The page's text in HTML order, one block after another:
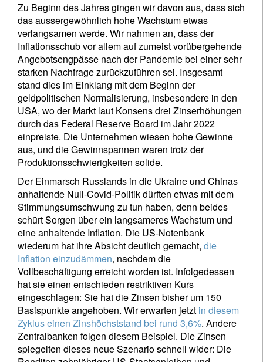
Zu Beginn des Jahres gingen wir davon aus, dass sich
das aussergewöhnlich hohe Wachstum etwas
verlangsamen werde. Wir nahmen an, dass der
Inflationsschub vor allem auf zumeist vorübergehende
Angebotsengpässe nach der Pandemie bei einer sehr
starken Nachfrage zurückzuführen sei. Insgesamt
stand dies im Einklang mit dem Beginn der
geldpolitischen Normalisierung, insbesondere in den
USA, wo der Markt laut Konsens drei Zinserhöhungen
durch das Federal Reserve Board im Jahr 2022
einpreiste. Die Unternehmen wiesen hohe Gewinne
aus, und die Gewinnspannen waren trotz der
Produktionsschwierigkeiten solide.
Der Einmarsch Russlands in die Ukraine und Chinas
anhaltende Null-Covid-Politik dürften etwas mit dem
Stimmungsumschwung zu tun haben, denn beides
schürt Sorgen über ein langsameres Wachstum und
eine anhaltende Inflation. Die US-Notenbank
wiederum hat ihre Absicht deutlich gemacht, die
Inflation einzudämmen, nachdem die
Vollbeschäftigung erreicht worden ist. Infolgedessen
hat sie einen entschieden restriktiven Kurs
eingeschlagen: Sie hat die Zinsen bisher um 150
Basispunkte angehoben. Wir erwarten jetzt in diesem
Zyklus einen Zinshöchststand bei rund 3,6%. Andere
Zentralbanken folgen diesem Beispiel. Die Zinsen
spiegelten dieses neue Szenario schnell wider: Die